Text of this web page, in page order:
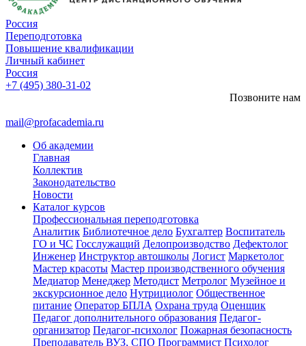
Россия
Переподготовка
Повышение квалификации
Личный кабинет
Россия
+7 (495) 380-31-02
Позвоните нам
mail@profacademia.ru
Об академии
Главная
Коллектив
Законодательство
Новости
Каталог курсов
Профессиональная переподготовка
Аналитик Библиотечное дело Бухгалтер Воспитатель
ГО и ЧС Госслужащий Делопроизводство Дефектолог
Инженер Инструктор автошколы Логист Маркетолог
Мастер красоты Мастер производственного обучения
Медиатор Менеджер Методист Метролог Музейное и
экскурсионное дело Нутрициолог Общественное
питание Оператор БПЛА Охрана труда Оценщик
Педагог дополнительного образования Педагог-
организатор Педагог-психолог Пожарная безопасность
Преподаватель ВУЗ, СПО Программист Психолог